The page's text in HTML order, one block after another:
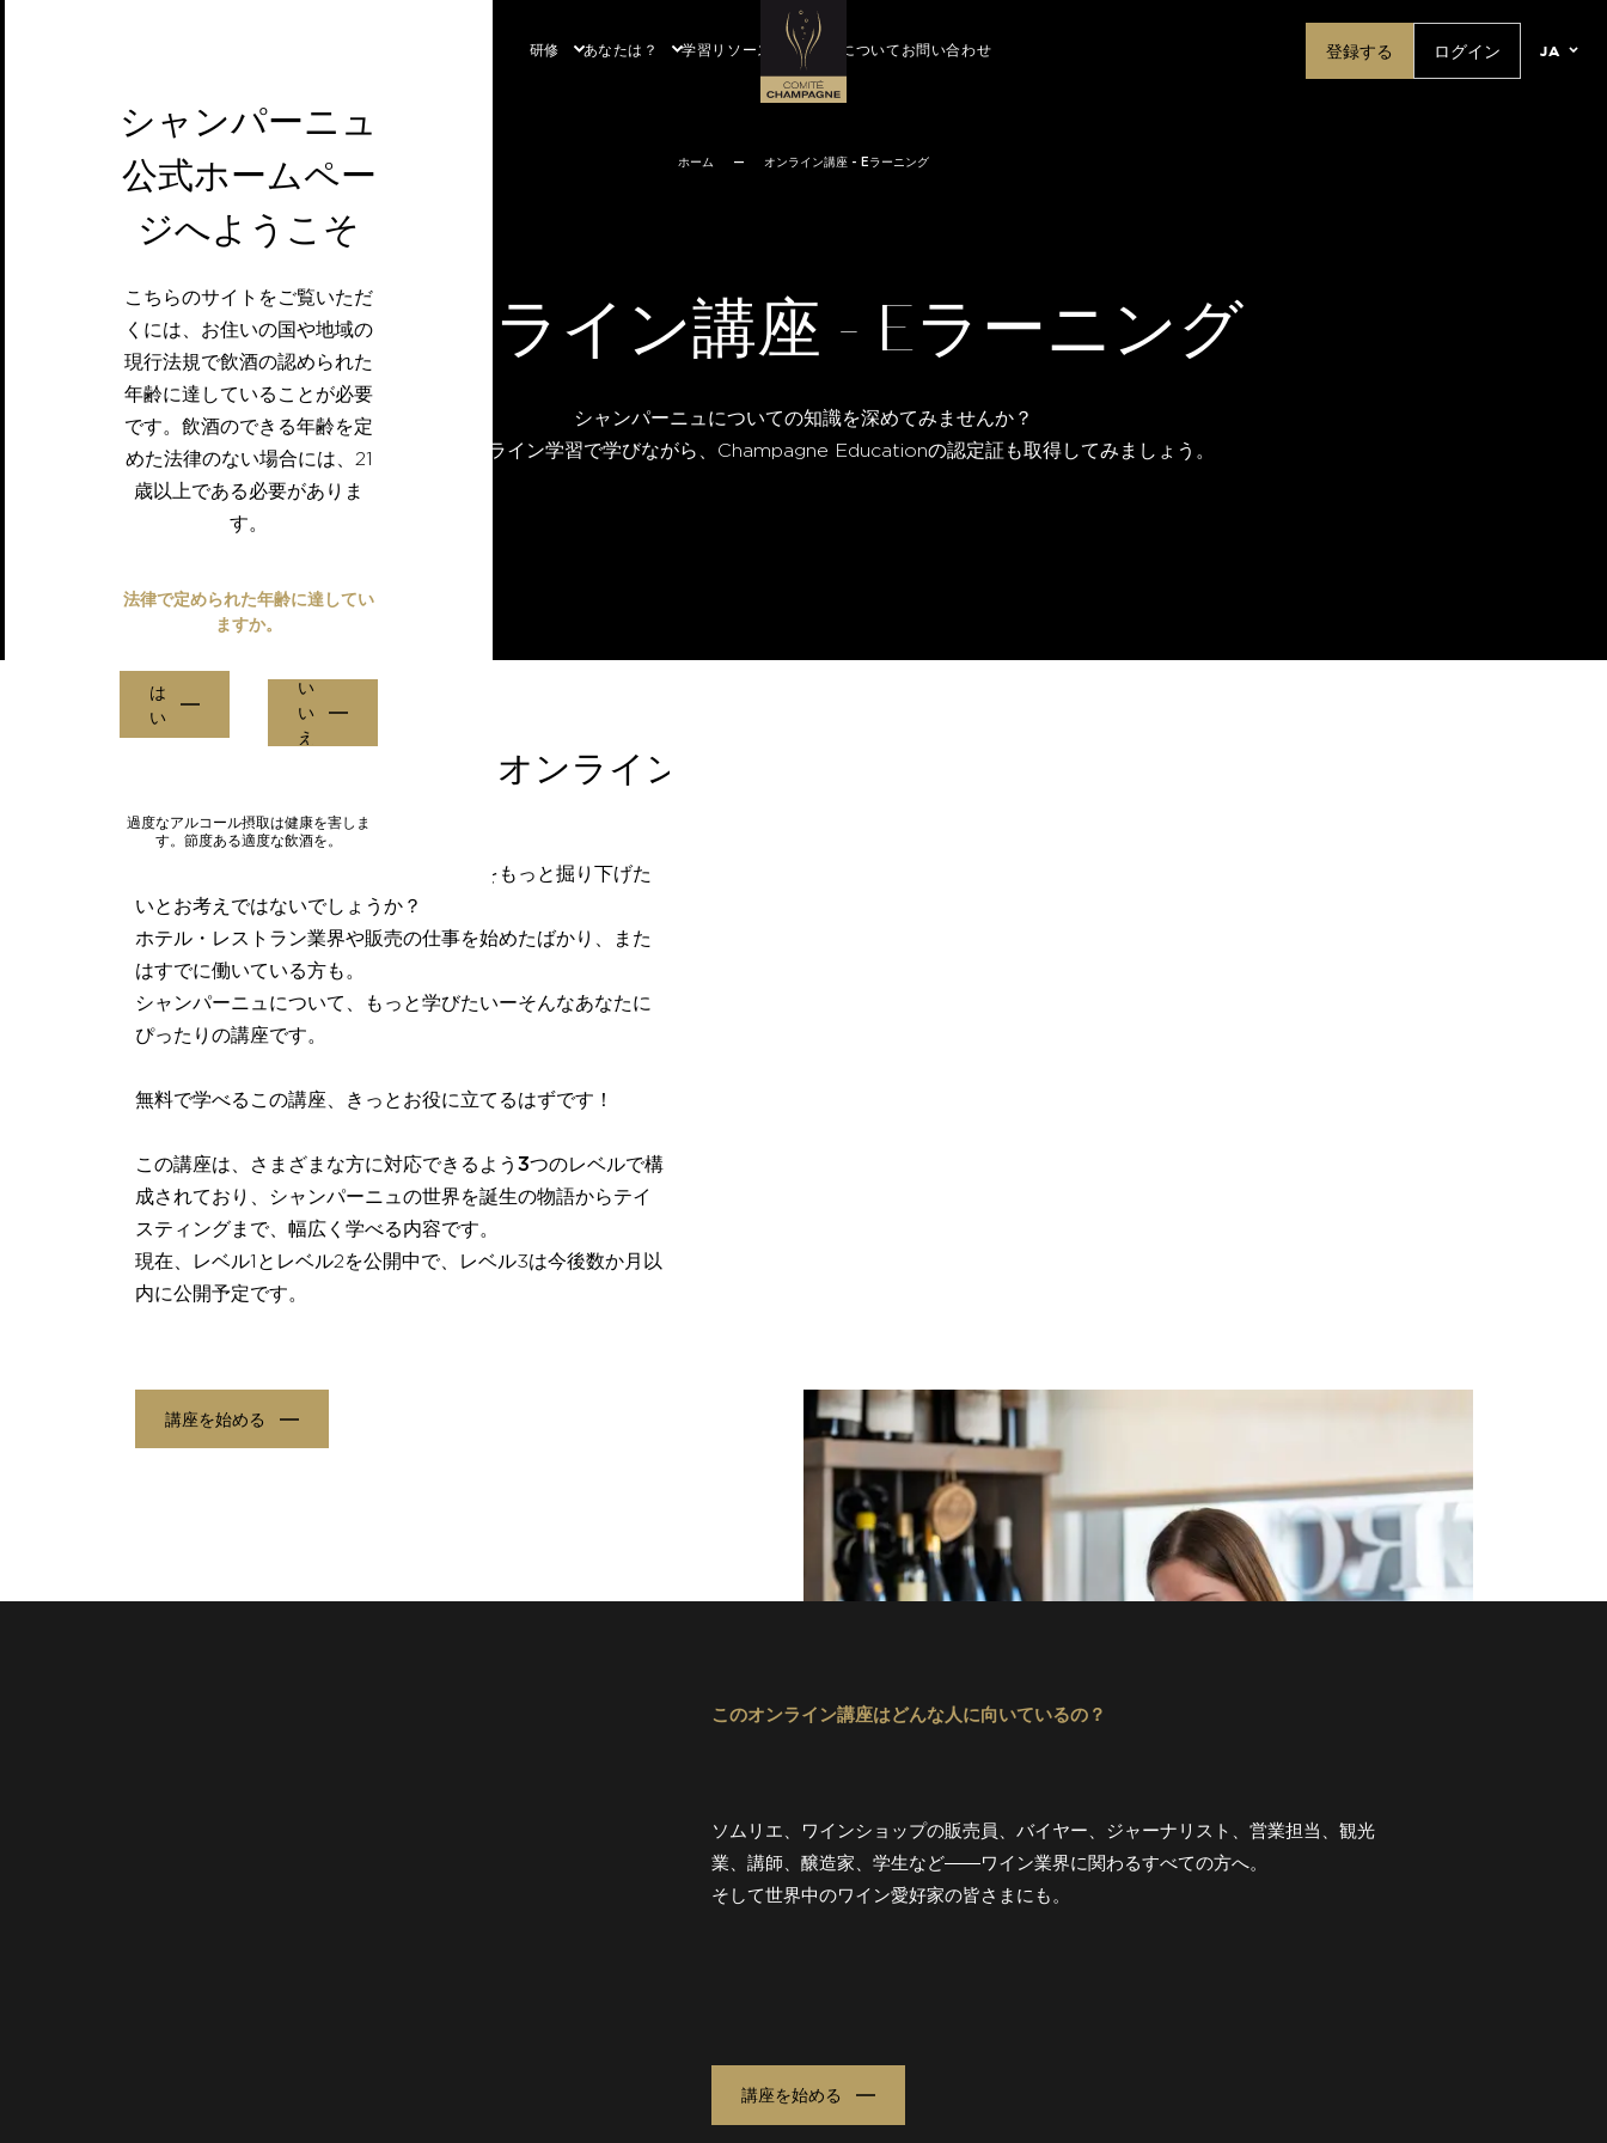
研修 あなたは？ 学習リソース 私たちについて お問い合わせ 登録する ログイン ja
ホーム — オンライン講座 - Eラーニング
シャンパーニュ
公式ホームペー
ジへようこそ
こちらのサイトをご覧いただ
くには、お住いの国や地域の
現行法規で飲酒の認められた
年齢に達していることが必要
です。飲酒のできる年齢を定
めた法律のない場合には、21
歳以上である必要がありま
す。
法律で定められた年齢に達してい
ますか。
は
い
い
い
え
過度なアルコール摂取は健康を害しま
す。節度ある適度な飲酒を。
オンライン講座 - Eラーニング
シャンパーニュについての知識を深めてみませんか？
無料でオンライン学習で学びながら、 Champagne Educationの認定証も取得してみましょう。
誰でも受講できる、
充実した公式認定付きオンライン講座
で、知識をもっと掘り下げた
いとお考えではないでしょうか？
ホテル・レストラン業界や販売の仕事を始めたばかり、また
はすでに働いている方も。
シャンパーニュについて、もっと学びたいーそんなあなたに
ぴったりの講座です。
無料で学べるこの講座、きっとお役に立てるはずです！
この講座は、 さまざまな方に対応できるよう 3つのレベルで構
成されており、 シャンパーニュの世界を誕生の物語からテイ
スティングまで、幅広く学べる内容です。
現在、レベル1 とレベル2を公開中で、レベル3は今後数か月以
内に公開予定です。
講座を始める
このオンライン講座はどんな人に向いているの？
ソムリエ、ワインショップの販売員、バイヤー、ジャーナリスト、営業担当、観光
業、講師、醸造家、学生など――ワイン業界に関わるすべての方へ。
そして世界中のワイン愛好家の皆さまにも。
講座を始める